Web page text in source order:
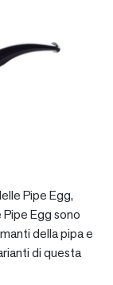
Pipe Egg,
Egg sono
della pipa e
di questa